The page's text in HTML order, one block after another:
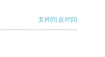
支持[0] 反对[0]